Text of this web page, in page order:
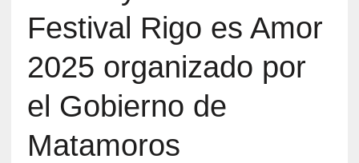
Festival Rigo es Amor
2025 organizado por
el Gobierno de
Matamoros